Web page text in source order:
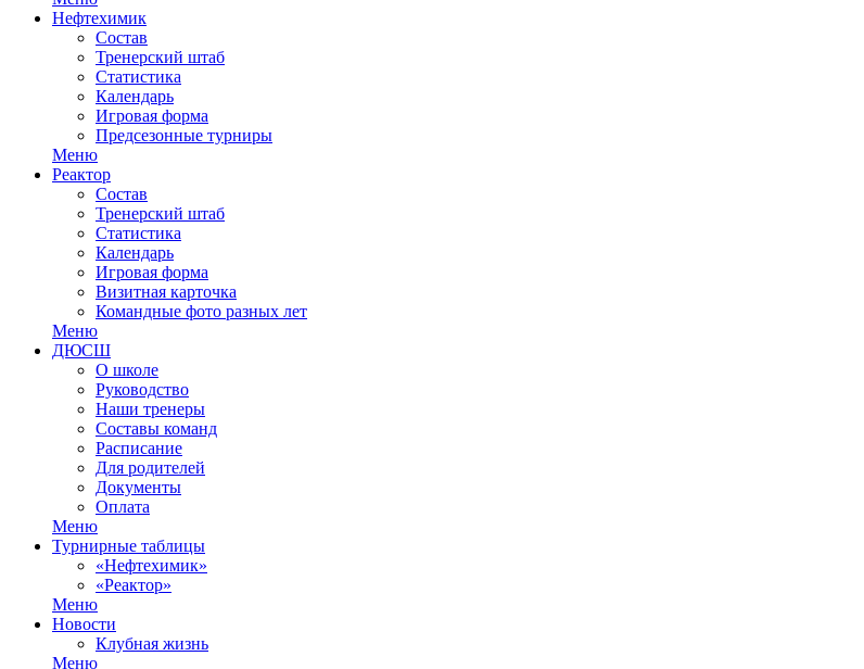
Нефтехимик
Состав
Тренерский штаб
Статистика
Календарь
Игровая форма
Предсезонные турниры
Меню
Реактор
Состав
Тренерский штаб
Статистика
Календарь
Игровая форма
Визитная карточка
Командные фото разных лет
Меню
ДЮСШ
О школе
Руководство
Наши тренеры
Составы команд
Расписание
Для родителей
Документы
Оплата
Меню
Турнирные таблицы
«Нефтехимик»
«Реактор»
Меню
Новости
Клубная жизнь
Меню